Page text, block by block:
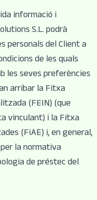
informació i
S.L. podrà
personals del Client a
de les quals
les seves preferències
arribar la Fitxa
(FEIN) (que
vinculant) i la Fitxa
(FiAE) i, en general,
la normativa
de préstec del